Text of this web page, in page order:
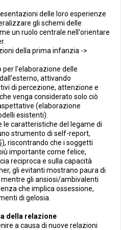
delle loro esperienze
gli schemi delle
un ruolo centrale nell'orientare
della prima infanzia ->
per l'elaborazione delle
attivando
di percezione, attenzione e
venga considerato solo ciò
(elaborazione
esistenti).
le caratteristiche del legame di
strumento di self-report,
, riscontrando che i soggetti
importante come felice,
reciproca e sulla capacità
gli evitanti mostrano paura di
gli ansiosi/ambivalenti
che implica ossessione,
di gelosia.
della relazione
a causa di nuove relazioni